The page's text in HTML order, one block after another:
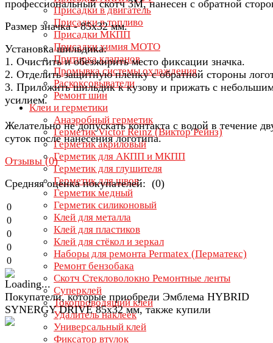
Присадки в двигатель
Присадки в топливо
Присадки МКПП
Присадки химия МОТО
Притирка клапанов
Промывка системы охлаждения
Раскоксовыватели
Ремонт шин
Клеи и герметики
Анаэробный герметик
Герметик Victor Reinz (Виктор Рейнз)
Герметик акриловый
Герметик для АКПП и МКПП
Герметик для глушителя
Герметик для швов
Герметик медный
Герметик силиконовый
Клей для металла
Клей для пластиков
Клей для стёкол и зеркал
Наборы для ремонта Permatex (Перматекс)
Ремонт бензобака
Скотч Стекловолокно Ремонтные ленты
Суперклей
Токопроводящий клей
Удалитель наклеек
Универсальный клей
Фиксатор втулок
профессиональный скотч 3М, нанесен с обратной
Размер значка - 85х32 мм.
Установка шильдика:
1. Очистить и обезжирить место фиксации значка.
2. Отделить защитную пленку с обратной стороны
3. Приложить шильдик к кузову и прижать с
усилием.
Желательно не допускать контакта с водой в течение
суток после нанесения логотипа.
Отзывы (0)
Средняя оценка покупателей: (0)
0
0
0
0
0
Покупатели, которые приобрели Эмблема HYBRID
SYNERGY DRIVE 85х32 мм, также купили